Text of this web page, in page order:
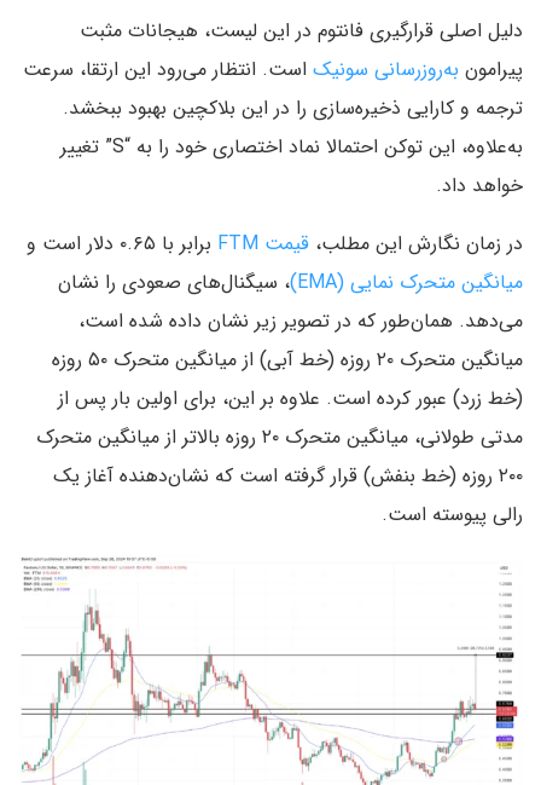
دلیل اصلی قرارگیری فانتوم در این لیست، هیجانات مثبت
پیرامون به‌روزرسانی سونیک است. انتظار می‌رود این ارتقا، سرعت
ترجمه و کارایی ذخیره‌سازی را در این بلاکچین بهبود ببخشد.
به‌علاوه، این توکن احتمالا نماد اختصاری خود را به “S” تغییر
خواهد داد.
در زمان نگارش این مطلب، قیمت FTM
برابر با ۰.۶۵ دلار است و
میانگین متحرک نمایی (EMA)
، سیگنال‌های صعودی را نشان
می‌دهد. همان‌طور که در تصویر زیر نشان داده شده است،
میانگین متحرک ۲۰ روزه (خط آبی) از میانگین متحرک ۵۰ روزه
(خط زرد) عبور کرده است. علاوه بر این، برای اولین بار پس از
مدتی طولانی، میانگین متحرک ۲۰ روزه بالاتر از میانگین متحرک
۲۰۰ روزه (خط بنفش) قرار گرفته است که نشان‌دهنده آغاز یک
رالی پیوسته است.